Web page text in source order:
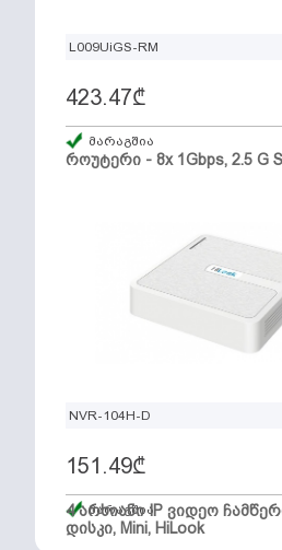
L009UiGS-RM
როუტერი - 8x 1Gbps, 2.5 G
423.47₾
მარაგშია
NVR-104H-D
4 არხიანი IP ვიდეო
დისკი, Mini, HiLook
151.49₾
მარაგშია